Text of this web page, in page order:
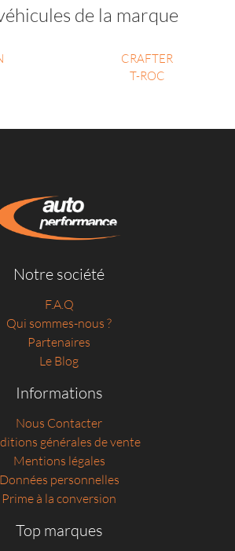
de la marque
CRAFTER
T-ROC
Notre société
F.A.Q
Qui sommes-nous ?
Partenaires
Le Blog
Informations
Nous Contacter
générales de vente
Mentions légales
Données personnelles
Prime à la conversion
Top marques